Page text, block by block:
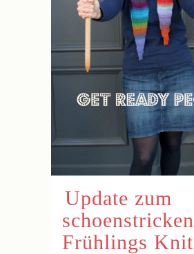
Update zum
schoenstricken
Frühlings